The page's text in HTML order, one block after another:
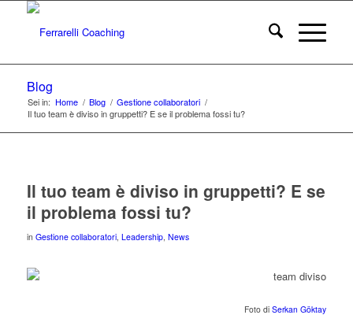
Blog
Sei in: Home / Blog / Gestione collaboratori /
Il tuo team è diviso in gruppetti? E se il problema fossi tu?
Il tuo team è diviso in gruppetti? E se
il problema fossi tu?
in Gestione collaboratori, Leadership, News
Foto diSerkan Göktay